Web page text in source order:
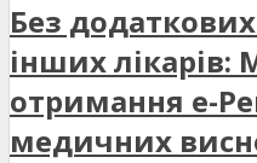
Без
інших лікарів:
отримання е-
медичних